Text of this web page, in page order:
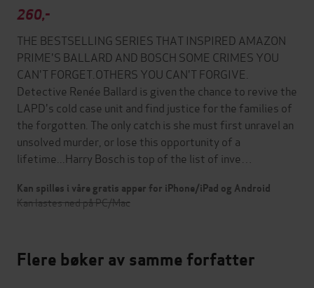
260,-
THE BESTSELLING SERIES THAT INSPIRED AMAZON
PRIME'S BALLARD AND BOSCH SOME CRIMES YOU
CAN'T FORGET.OTHERS YOU CAN'T FORGIVE.
Detective Renée Ballard is given the chance to revive the
LAPD's cold case unit and find justice for the families of
the forgotten. The only catch is she must first unravel an
unsolved murder, or lose this opportunity of a
lifetime...Harry Bosch is top of the list of inve…
Kan spilles i våre gratis apper for iPhone/iPad og Android
Kan lastes ned på PC/Mac
Flere bøker av samme forfatter